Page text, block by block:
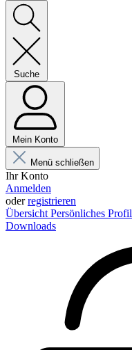
Suche
Mein Konto
Menü schließen
Ihr Konto
Anmelden
oderregistrieren
Übersicht Persönliches Profil
Downloads